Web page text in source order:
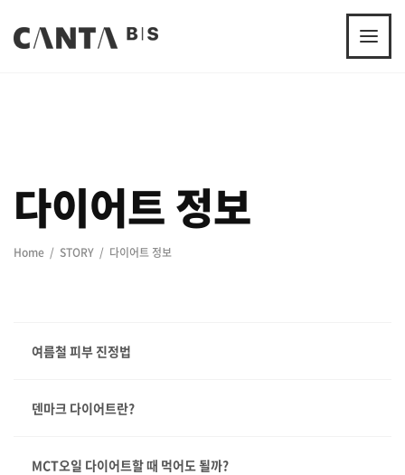
다이어트 정보
Home STORY 다이어트 정보
여름철 피부 진정법
덴마크 다이어트란?
MCT오일 다이어트할 때 먹어도 될까?